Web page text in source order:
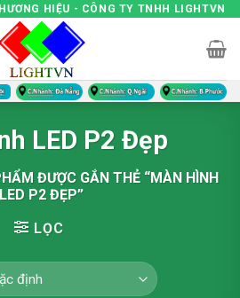
HIỆU - CÔNG TY TNHH LIGHTVN
LED P2 Đẹp
ĐƯỢC GẮN THẺ “MÀN HÌNH
LED P2 ĐẸP”
LỌC